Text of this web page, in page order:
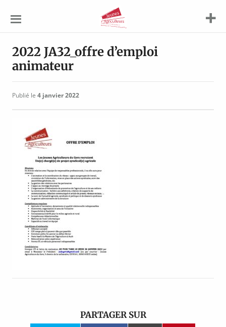
Agriculteurs
2022 JA32_offre d’emploi
animateur
Publié le 4 janvier 2022
PARTAGER SUR